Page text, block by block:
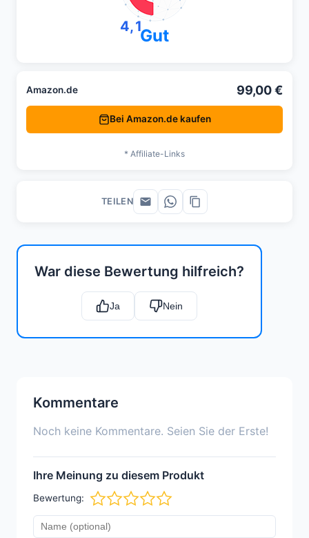
War diese Bewertung hilfreich?
Ja Nein
Kommentare
Noch keine Kommentare. Seien Sie der Erste!
Ihre Meinung zu diesem Produkt
Bewertung:
4,1Gut
Amazon.de 99,00 €
Bei Amazon.de kaufen
* Affiliate-Links
TEILEN